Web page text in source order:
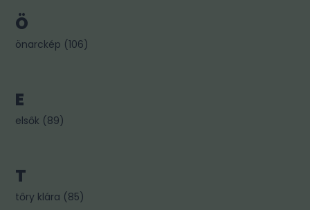
Ö
önarckép (106)
E
elsők (89)
T
tőry klára (85)